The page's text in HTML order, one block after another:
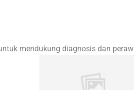
mendukung diagnosis dan